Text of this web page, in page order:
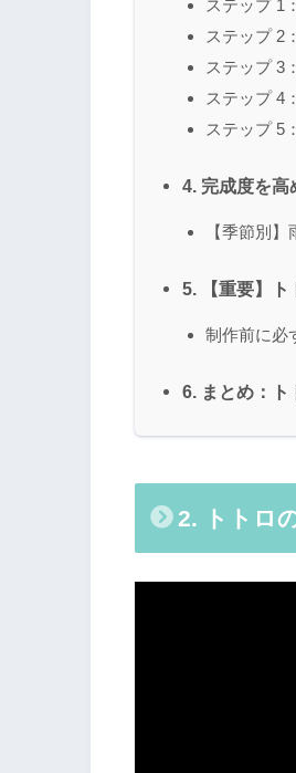
ステップ 1
ステップ 2
ステップ 3
ステップ 4
ステップ 5
4. 完成度を高
【季節別
5. 【重要】ト
制作前に必
6. まとめ：ト
2. トトロ